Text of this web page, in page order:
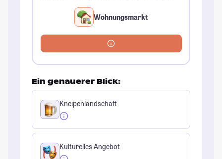
Wohnungsmarkt
Ein genauerer Blick:
Kneipenlandschaft
Kulturelles Angebot